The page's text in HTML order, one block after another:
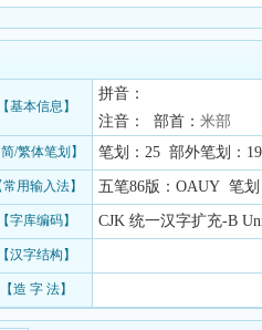
【基本信息】
拼音：
注音： 部首： 米部
简/繁体笔划】 笔划：25 部外笔划：
常用输入法】 五笔86版：OAUY 笔划
【字库编码】 CJK 统一汉字扩充-B
【汉字结构】
【造 字 法】